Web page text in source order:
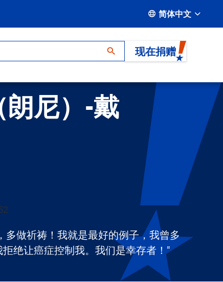
简体中文
现在捐赠
朗尼）-戴
多做祈祷！我就是最好的例子，我曾多
绝让癌症控制我。我们是幸存者！"